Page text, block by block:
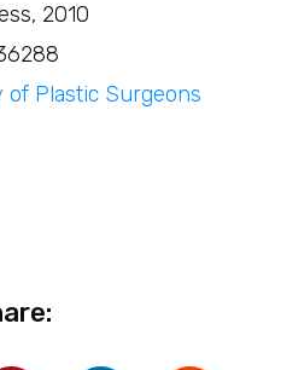
2010
of Plastic Surgeons